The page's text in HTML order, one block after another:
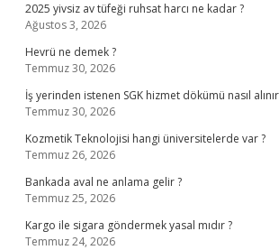
2025 yivsiz av tüfeği ruhsat harcı ne kadar ?
Ağustos 3, 2026
Hevrü ne demek ?
Temmuz 30, 2026
İş yerinden istenen SGK hizmet dökümü nasıl
Temmuz 30, 2026
Kozmetik Teknolojisi hangi üniversitelerde var ?
Temmuz 26, 2026
Bankada aval ne anlama gelir ?
Temmuz 25, 2026
Kargo ile sigara göndermek yasal mıdır ?
Temmuz 24, 2026